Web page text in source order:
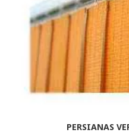
PERSIANAS